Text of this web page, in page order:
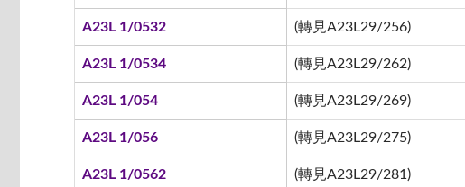
A23L 1/0532 (轉見A23L29/256)
A23L 1/0534 (轉見A23L29/262)
A23L 1/054 (轉見A23L29/269)
A23L 1/056 (轉見A23L29/275)
A23L 1/0562 (轉見A23L29/281)